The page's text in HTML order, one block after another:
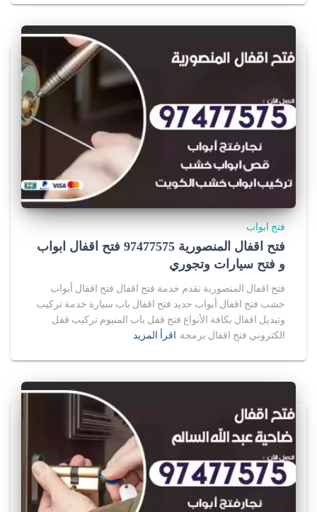
فتح ابواب
فتح اقفال المنصورية 97477575 فتح اقفال ابواب
و فتح سيارات وتجوري
فتح اقفال المنصورية نقدم خدمة فتح اقفال فتح اقفال أبواب
خشب فتح اقفال أبواب حديد فتح اقفال باب سيارة خدمة تركيب
وتبديل اقفال بكافة الأنواع فتح قفل باب المنيوم تركيب قفل
الكتروني فتح اقفال برمجة اقرأ المزيد